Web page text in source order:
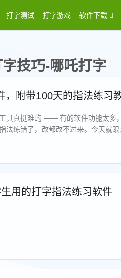
打字测试 打字游戏 软件下载
技巧-哪吒打字
，附带100天的指法练习
具真挺难的 —— 有的软件功能太多
法练错了，改都改不过来。今天就
用的打字指法练习软件